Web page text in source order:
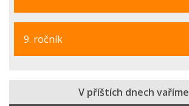
9. ročník
V příštích dnech vaříme